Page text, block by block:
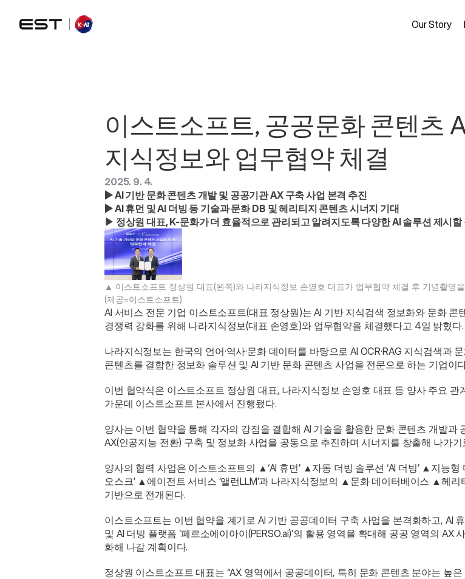
Our Story
이스트소프트, 공공문화 콘텐츠
지식정보와 업무협약 체결
2025. 9. 4.
▶ AI 기반 문화 콘텐츠 개발 및 공공기관 AX 구축 사업 본격 추진
▶ AI 휴먼 및 AI 더빙 등 기술과 문화 DB 및 헤리티지 콘텐츠 시너지 기대
▶ 정상원 대표, K-문화가 더 효율적으로 관리되고 알려지도록 다양한 AI 솔루션 제시할
▲ 이스트소프트 정상원 대표(왼쪽)와 나라지식정보 손영호 대표가 업무협약 체결 후 기념촬영
(제공=이스트소프트)
AI 서비스 전문 기업 이스트소프트(대표 정상원)는 AI 기반 지식검색 정보화와 문화 콘
경쟁력 강화를 위해 나라지식정보(대표 손영호)와 업무협약을 체결했다고 4일 밝혔다.
나라지식정보는 한국의 언어·역사·문화 데이터를 바탕으로 AI OCR·RAG 지식검색과
콘텐츠를 결합한 정보화 솔루션 및 AI 기반 문화 콘텐츠 사업을 전문으로 하는 기업이
이번 협약식은 이스트소프트 정상원 대표, 나라지식정보 손영호 대표 등 양사 주요 관
가운데 이스트소프트 본사에서 진행됐다.
양사는 이번 협약을 통해 각자의 강점을 결합해 AI 기술을 활용한 문화 콘텐츠 개발과
AX(인공지능 전환) 구축 및 정보화 사업을 공동으로 추진하며 시너지를 창출해 나가기
양사의 협력 사업은 이스트소프트의 ▲‘AI 휴먼’ ▲자동 더빙 솔루션 ‘AI 더빙’ ▲지능형
오스크’ ▲에이전트 서비스 ‘앨런LLM’과 나라지식정보의 ▲문화 데이터베이스 ▲헤리
기반으로 전개된다.
이스트소프트는 이번 협약을 계기로 AI 기반 공공데이터 구축 사업을 본격화하고, AI
및 AI 더빙 플랫폼 ‘페르소에이아이(PERSO.ai)’의 활용 영역을 확대해 공공 영역의 AX
화해 나갈 계획이다.
정상원 이스트소프트 대표는 “AX 영역에서 공공데이터, 특히 문화 콘텐츠 분야는 높